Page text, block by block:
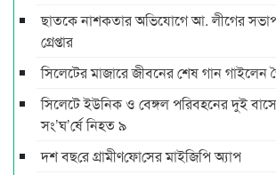
ছাতকে নাশকতার অভিযোগে আ. লীগের
গ্রেপ্তার
সিলেটের মাজারে জীবনের শেষ গান গাইলেন
সিলেটে ইউনিক ও বেঙ্গল পরিবহনের দুই
সং’ঘ’র্ষে নিহত ৯
দশ বছ‌রে গ্রামীণ‌ফো‌সের মাইজিপি অ্যাপ